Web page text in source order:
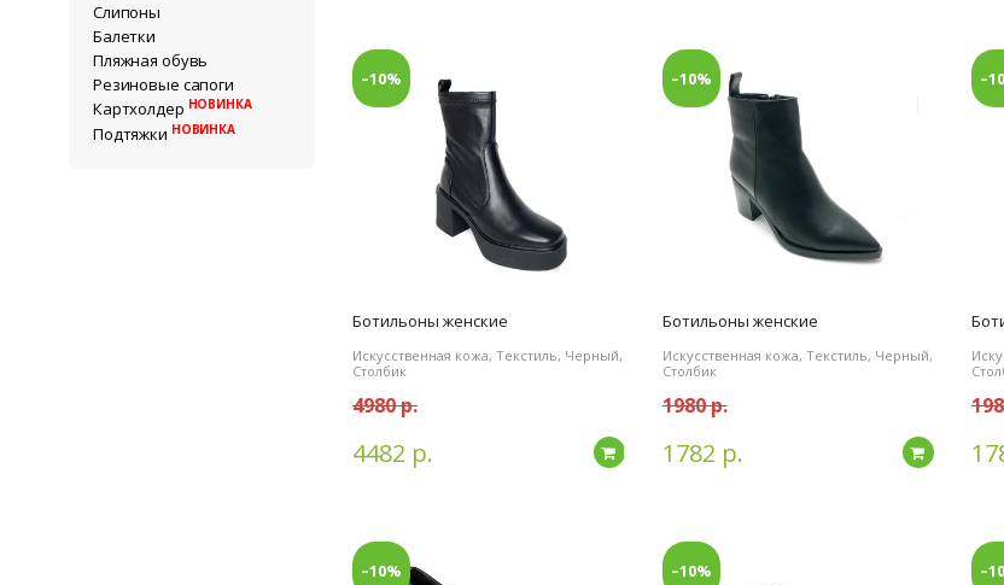
Слипоны
Балетки
Пляжная обувь
Резиновые сапоги
Картхолдер НОВИНКА
Подтяжки НОВИНКА
–10%
Ботильоны женские
Искусственная кожа, Текстиль, Черный,
Столбик
4980 р.
4482 р. Подробнее
–10%
Ботильоны женские
Искусственная кожа, Текстиль, Черный,
Столбик
1980 р.
1782 р.
–10% –10%